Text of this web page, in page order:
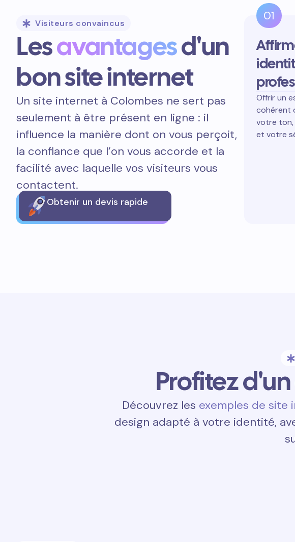
Visiteurs convaincus
Lesavantagesd'un
bon site internet
Un site internet à Colombes ne sert pas
seulement à être présent en ligne : il
influence la manière dont on vous perçoit,
la confiance que l’on vous accorde et la
facilité avec laquelle vos visiteurs vous
contactent.
Obtenir un devis rapide
01
Offrir un
cohérent
votre ton,
et votre
Profitez d'un
Découvrez les exemples de site
design adapté à votre identité,